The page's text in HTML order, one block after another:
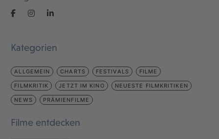
Kategorien
ALLGEMEIN CHARTS FESTIVALS FILME
FILMKRITIK JETZT IM KINO NEUESTE FILMKRITIKEN
NEWS PRÄMIENFILME
Filme entdecken